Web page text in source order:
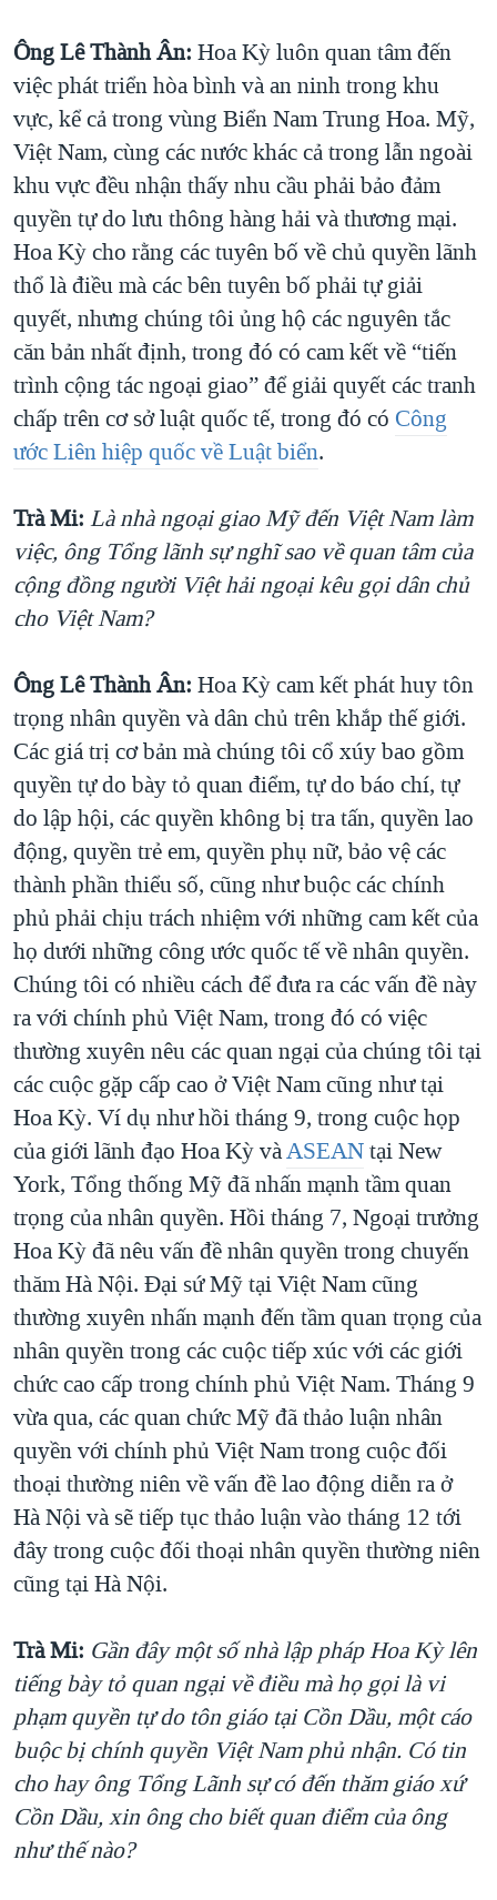
Ông Lê Thành Ân: Hoa Kỳ luôn quan tâm đến
việc phát triển hòa bình và an ninh trong khu
vực, kể cả trong vùng Biển Nam Trung Hoa. Mỹ,
Việt Nam, cùng các nước khác cả trong lẫn ngoài
khu vực đều nhận thấy nhu cầu phải bảo đảm
quyền tự do lưu thông hàng hải và thương mại.
Hoa Kỳ cho rằng các tuyên bố về chủ quyền lãnh
thổ là điều mà các bên tuyên bố phải tự giải
quyết, nhưng chúng tôi ủng hộ các nguyên tắc
căn bản nhất định, trong đó có cam kết về “tiến
trình cộng tác ngoại giao” để giải quyết các tranh
chấp trên cơ sở luật quốc tế, trong đó có Công
ước Liên hiệp quốc về Luật biển.
Trà Mi: Là nhà ngoại giao Mỹ đến Việt Nam làm
việc, ông Tổng lãnh sự nghĩ sao về quan tâm của
cộng đồng người Việt hải ngoại kêu gọi dân chủ
cho Việt Nam?
Ông Lê Thành Ân: Hoa Kỳ cam kết phát huy tôn
trọng nhân quyền và dân chủ trên khắp thế giới.
Các giá trị cơ bản mà chúng tôi cổ xúy bao gồm
quyền tự do bày tỏ quan điểm, tự do báo chí, tự
do lập hội, các quyền không bị tra tấn, quyền lao
động, quyền trẻ em, quyền phụ nữ, bảo vệ các
thành phần thiểu số, cũng như buộc các chính
phủ phải chịu trách nhiệm với những cam kết của
họ dưới những công ước quốc tế về nhân quyền.
Chúng tôi có nhiều cách để đưa ra các vấn đề này
ra với chính phủ Việt Nam, trong đó có việc
thường xuyên nêu các quan ngại của chúng tôi tại
các cuộc gặp cấp cao ở Việt Nam cũng như tại
Hoa Kỳ. Ví dụ như hồi tháng 9, trong cuộc họp
của giới lãnh đạo Hoa Kỳ vàASEANtại New
York, Tổng thống Mỹ đã nhấn mạnh tầm quan
trọng của nhân quyền. Hồi tháng 7, Ngoại trưởng
Hoa Kỳ đã nêu vấn đề nhân quyền trong chuyến
thăm Hà Nội. Đại sứ Mỹ tại Việt Nam cũng
thường xuyên nhấn mạnh đến tầm quan trọng của
nhân quyền trong các cuộc tiếp xúc với các giới
chức cao cấp trong chính phủ Việt Nam. Tháng 9
vừa qua, các quan chức Mỹ đã thảo luận nhân
quyền với chính phủ Việt Nam trong cuộc đối
thoại thường niên về vấn đề lao động diễn ra ở
Hà Nội và sẽ tiếp tục thảo luận vào tháng 12 tới
đây trong cuộc đối thoại nhân quyền thường niên
cũng tại Hà Nội.
Trà Mi: Gần đây một số nhà lập pháp Hoa Kỳ lên
tiếng bày tỏ quan ngại về điều mà họ gọi là vi
phạm quyền tự do tôn giáo tại Cồn Dầu, một cáo
buộc bị chính quyền Việt Nam phủ nhận. Có tin
cho hay ông Tổng Lãnh sự có đến thăm giáo xứ
Cồn Dầu, xin ông cho biết quan điểm của ông
như thế nào?